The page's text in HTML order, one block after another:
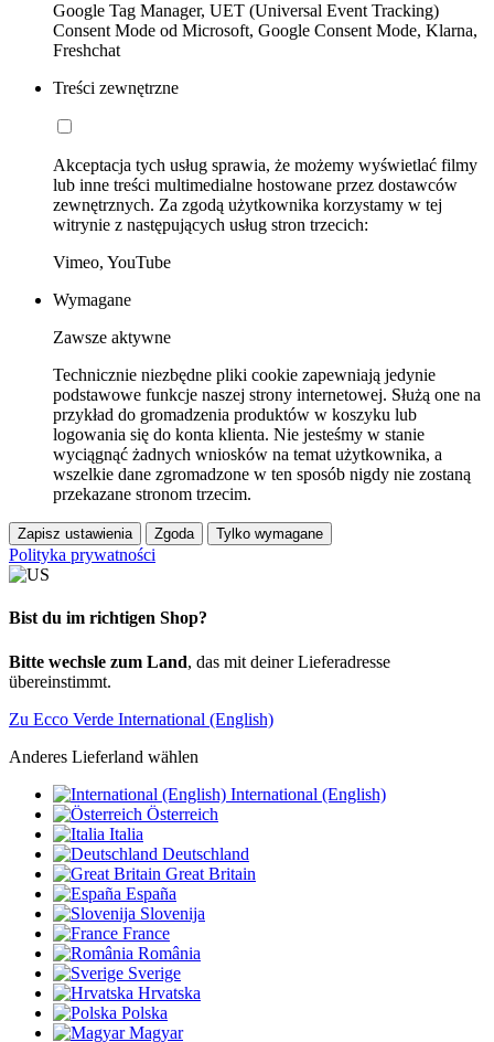
Google Tag Manager, UET (Universal Event Tracking)
Consent Mode od Microsoft, Google Consent Mode, Klarna,
Freshchat
Treści zewnętrzne
Akceptacja tych usług sprawia, że możemy wyświetlać filmy
lub inne treści multimedialne hostowane przez dostawców
zewnętrznych. Za zgodą użytkownika korzystamy w tej
witrynie z następujących usług stron trzecich:
Vimeo, YouTube
Wymagane
Zawsze aktywne
Technicznie niezbędne pliki cookie zapewniają jedynie
podstawowe funkcje naszej strony internetowej. Służą one na
przykład do gromadzenia produktów w koszyku lub
logowania się do konta klienta. Nie jesteśmy w stanie
wyciągnąć żadnych wniosków na temat użytkownika, a
wszelkie dane zgromadzone w ten sposób nigdy nie zostaną
przekazane stronom trzecim.
Zapisz ustawienia Zgoda Tylko wymagane
Polityka prywatności
Bist du im richtigen Shop?
Bitte wechsle zum Land, das mit deiner Lieferadresse
übereinstimmt.
Zu Ecco Verde International (English)
Anderes Lieferland wählen
International (English)
Österreich
Italia
Deutschland
Great Britain
España
Slovenija
France
România
Sverige
Hrvatska
Polska
Magyar